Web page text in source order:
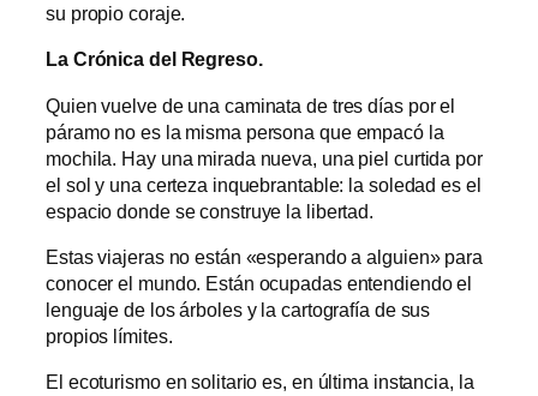
su propio coraje.
La Crónica del Regreso.
Quien vuelve de una caminata de tres días por el
páramo no es la misma persona que empacó la
mochila. Hay una mirada nueva, una piel curtida por
el sol y una certeza inquebrantable: la soledad es el
espacio donde se construye la libertad.
Estas viajeras no están «esperando a alguien» para
conocer el mundo. Están ocupadas entendiendo el
lenguaje de los árboles y la cartografía de sus
propios límites.
El ecoturismo en solitario es, en última instancia, la